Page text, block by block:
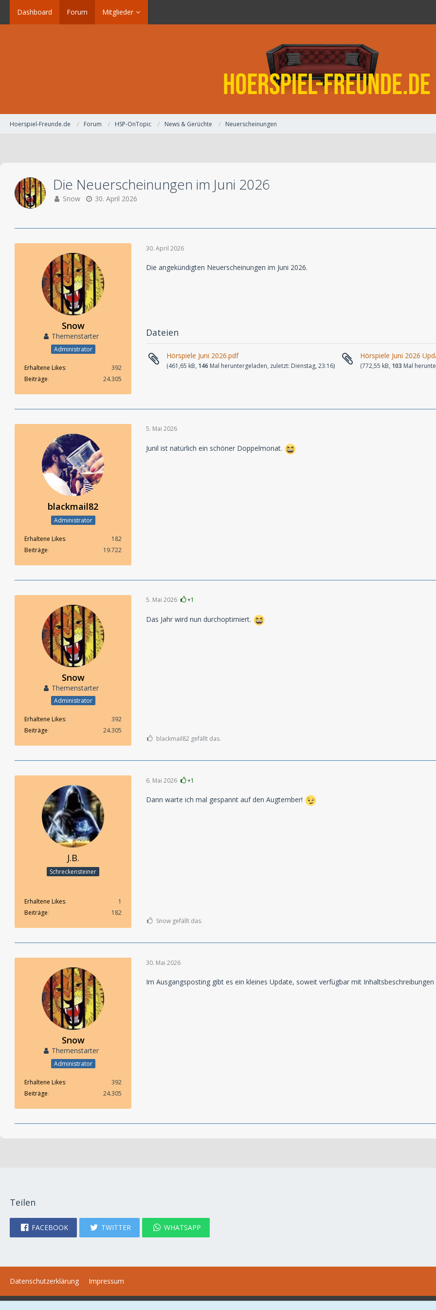
Dashboard Forum Mitglieder
Hoerspiel-Freunde.de Forum HSP-OnTopic News & Gerüchte Neuerscheinungen
Die Neuerscheinungen im Juni 2026
Snow 30. April 2026
Snow
Themenstarter
Administrator
Erhaltene Likes
392
Beiträge
24.305
30. April 2026
Die angekündigten Neuerscheinungen im Juni 2026.
Dateien
Hörspiele Juni 2026.pdf
(461,65 kB, 146 Mal heruntergeladen, zuletzt: Dienstag, 23:16)
Hörspiele Juni 2026
(772,55 kB, 103 Mal
blackmail82
Administrator
Erhaltene Likes
182
Beiträge
19.722
5. Mai 2026
Junil ist natürlich ein schöner Doppelmonat.
Snow
Themenstarter
Administrator
Erhaltene Likes
392
Beiträge
24.305
5. Mai 2026 +1
Das Jahr wird nun durchoptimiert.
blackmail82 gefällt das.
J.B.
Schreckensteiner
Erhaltene Likes
1
Beiträge
182
6. Mai 2026 +1
Dann warte ich mal gespannt auf den Augtember!
Snow gefällt das.
Snow
Themenstarter
Administrator
Erhaltene Likes
392
Beiträge
24.305
30. Mai 2026
Im Ausgangsposting gibt es ein kleines Update, soweit verfügbar mit
Teilen
FACEBOOK TWITTER WHATSAPP
Datenschutzerklärung Impressum